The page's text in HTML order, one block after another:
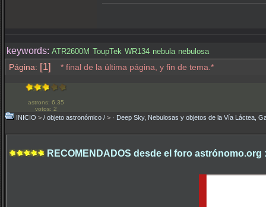
keywords: ATR2600M ToupTek WR134 nebula nebulosa
Página: [1] * final de la última página, y fin de tema.*
astrons: 6.35
votos: 2
INICIO > / objeto astronómico / > · Deep Sky, Nebulosas y objetos de la Vía Láctea,
RECOMENDADOS desde el foro astrónomo.org